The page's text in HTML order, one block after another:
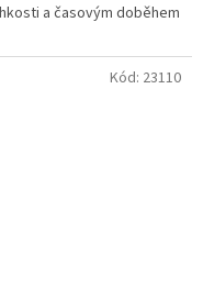
a časovým doběhem
Kód: 23110